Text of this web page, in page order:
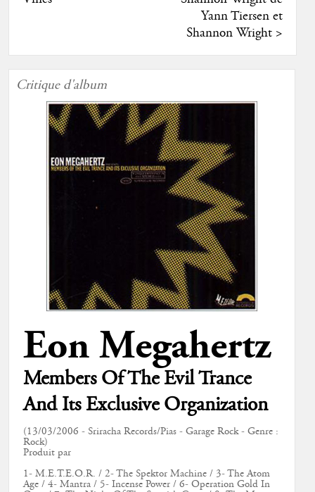
Yann Tiersen et
Shannon Wright>
Critique d'album
Eon Megahertz
Members Of The Evil Trance
And Its Exclusive Organization
(13/03/2006 - Sriracha Records/Pias - Garage Rock - Genre :
Rock)
Produit par
1- M.E.T.E.O.R. / 2- The Spektor Machine / 3- The Atom
Age / 4- Mantra / 5- Incense Power / 6- Operation Gold In